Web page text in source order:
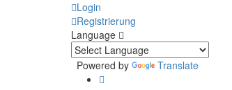
Login
Registrierung
Language
Powered by Translate